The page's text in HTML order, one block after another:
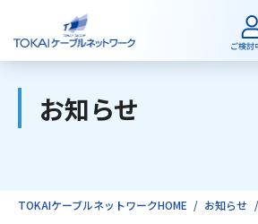
ご検討中のお客様
お知らせ
TOKAIケーブルネットワークHOME お知らせ